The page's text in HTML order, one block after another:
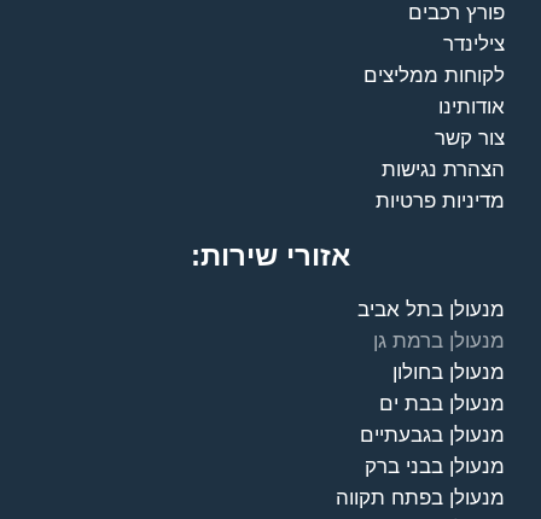
פורץ רכבים
צילינדר
לקוחות ממליצים
אודותינו
צור קשר
הצהרת נגישות
מדיניות פרטיות
אזורי שירות:
מנעולן בתל אביב
מנעולן ברמת גן
מנעולן בחולון
מנעולן בבת ים
מנעולן בגבעתיים
מנעולן בבני ברק
מנעולן בפתח תקווה